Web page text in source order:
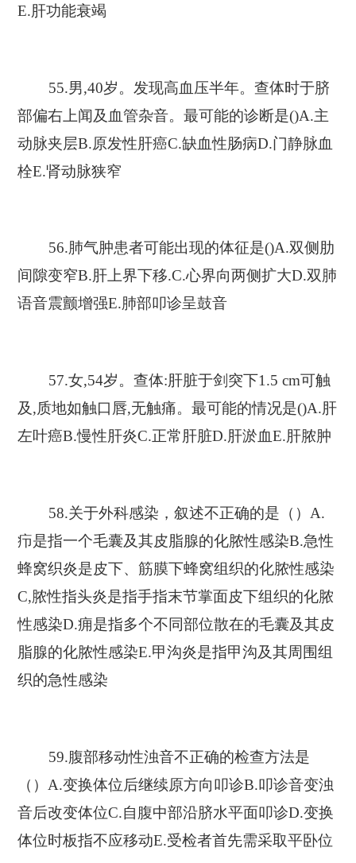
E.肝功能衰竭
55.男,40岁。发现高血压半年。查体时于脐
部偏右上闻及血管杂音。最可能的诊断是()A.主
动脉夹层B.原发性肝癌C.缺血性肠病D.门静脉血
栓E.肾动脉狭窄
56.肺气肿患者可能出现的体征是()A.双侧肋
间隙变窄B.肝上界下移.C.心界向两侧扩大D.双肺
语音震颤增强E.肺部叩诊呈鼓音
57.女,54岁。查体:肝脏于剑突下1.5 cm可触
及,质地如触口唇,无触痛。最可能的情况是()A.肝
左叶癌B.慢性肝炎C.正常肝脏D.肝淤血E.肝脓肿
58.关于外科感染，叙述不正确的是（）A.
疖是指一个毛囊及其皮脂腺的化脓性感染B.急性
蜂窝织炎是皮下、筋膜下蜂窝组织的化脓性感染
C,脓性指头炎是指手指末节掌面皮下组织的化脓
性感染D.痈是指多个不同部位散在的毛囊及其皮
脂腺的化脓性感染E.甲沟炎是指甲沟及其周围组
织的急性感染
59.腹部移动性浊音不正确的检查方法是
（）A.变换体位后继续原方向叩诊B.叩诊音变浊
音后改变体位C.自腹中部沿脐水平面叩诊D.变换
体位时板指不应移动E.受检者首先需采取平卧位